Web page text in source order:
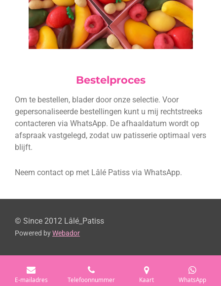
Bestelproces
Om te bestellen, blader door onze selectie. Voor
gepersonaliseerde bestellingen kunt u mij rechtstreeks
contacteren via WhatsApp. De afhaaldatum wordt op
afspraak vastgelegd, zodat uw patisserie optimaal vers
blijft.
Neem contact op met Lâlé Patiss via WhatsApp.
© Since 2012 Lâlé_Patiss
Powered byWebador
E-mailadres Telefoonnummer Kaart WhatsApp